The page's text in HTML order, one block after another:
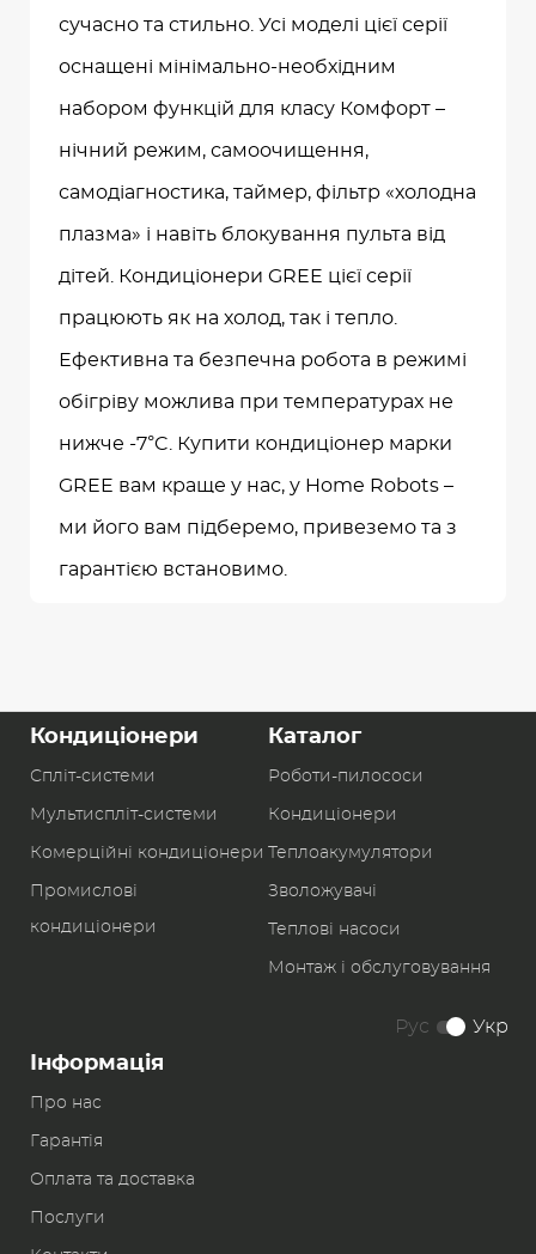
сучасно та стильно. Усі моделі цієї серії
оснащені мінімально-необхідним
набором функцій для класу Комфорт –
нічний режим, самоочищення,
самодіагностика, таймер, фільтр «холодна
плазма» і навіть блокування пульта від
дітей. Кондиціонери GREE цієї серії
працюють як на холод, так і тепло.
Ефективна та безпечна робота в режимі
обігріву можлива при температурах не
нижче -7°C. Купити кондиціонер марки
GREE вам краще у нас, у Home Robots –
ми його вам підберемо, привеземо та з
гарантією встановимо.
Кондиціонери
Спліт-системи
Мультиспліт-системи
Комерційні кондиціонери
Промислові
кондиціонери
Каталог
Роботи-пилоcоси
Кондиціонери
Теплоакумулятори
Зволожувачі
Теплові насоси
Монтаж і обслуговування
Інформація
Про нас
Гарантія
Оплата та доставка
Послуги
Рус Укр